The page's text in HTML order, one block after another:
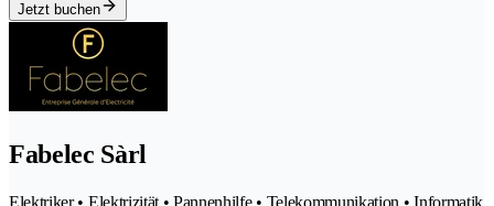
Jetzt buchen
Fabelec Sàrl